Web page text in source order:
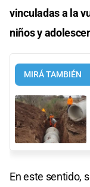
vinculadas a la
niños y
MIRÁ TAMBIÉN
En este sentido,